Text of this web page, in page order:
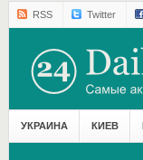
RSS Twitter
УКРАИНА КИЕВ